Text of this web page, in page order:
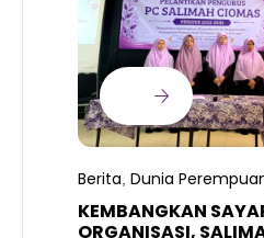
Berita Dunia
KEMBANGKAN
ORGANISASI,